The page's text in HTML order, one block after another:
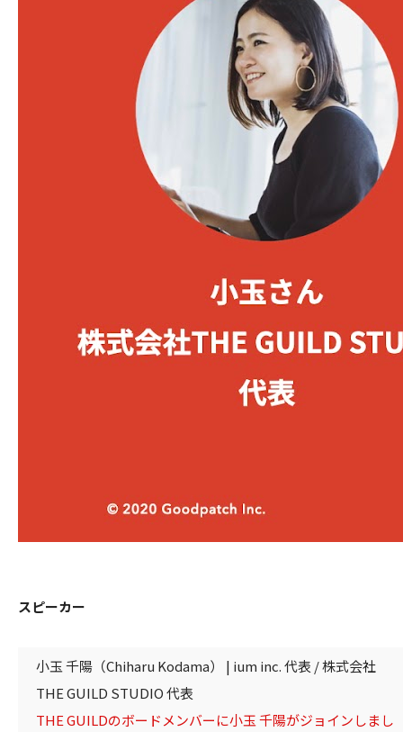
スピーカー
小玉 千陽（Chiharu Kodama） | ium inc. 代表 / 株式会社
THE GUILD STUDIO 代表
THE GUILDのボードメンバーに小玉 千陽がジョインしまし